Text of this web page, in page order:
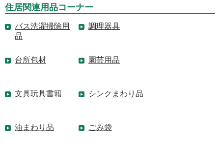
住居関連用品コーナー
バス洗濯掃除用
品
調理器具
台所包材 園芸用品
文具玩具書籍 シンクまわり品
油まわり品 ごみ袋